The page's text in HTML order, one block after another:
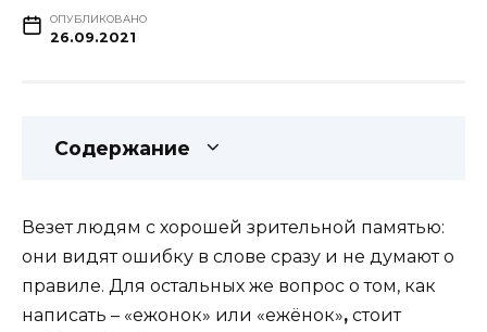
ОПУБЛИКОВАНО
26.09.2021
Содержание
Везет людям с хорошей зрительной памятью:
они видят ошибку в слове сразу и не думают о
правиле. Для остальных же вопрос о том, как
написать – «ежонок» или «ежёнок», стоит